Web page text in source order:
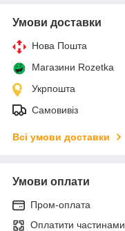
Умови доставки
Нова Пошта
Магазини Rozetka
Укрпошта
Самовивіз
Всі умови доставки
Умови оплати
Пром-оплата
Оплатити частинами